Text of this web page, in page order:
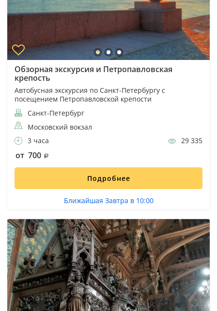
Обзорная экскурсия и Петропавловская
крепость
Автобусная экскурсия по Санкт-Петербургу с
посещением Петропавловской крепости
Санкт-Петербург
Московский вокзал
3 часа
29 335
от 700
Подробнее
Ближайшая Завтра в 10:00